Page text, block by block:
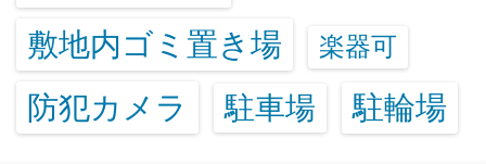
敷地内ゴミ置き場
楽器可
防犯カメラ 駐車場 駐輪場